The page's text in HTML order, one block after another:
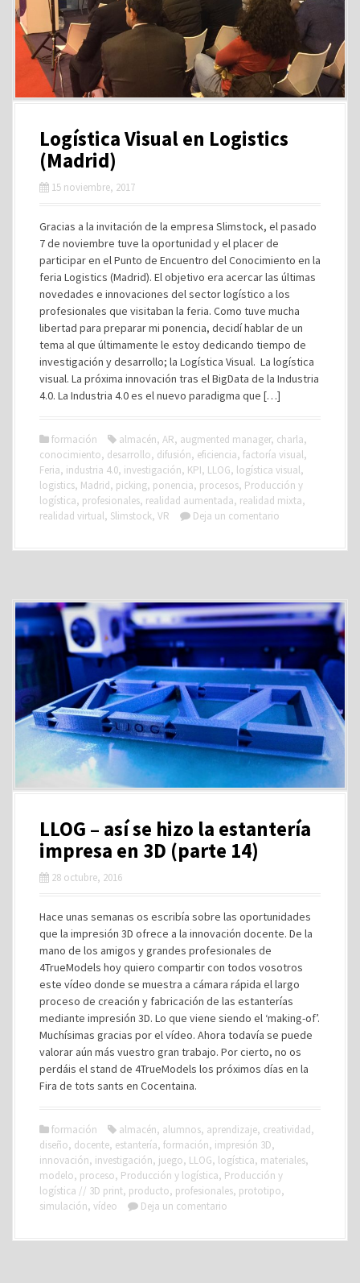
Logística Visual en Logistics
(Madrid)
15 noviembre, 2017
Gracias a la invitación de la empresa Slimstock, el pasado
7 de noviembre tuve la oportunidad y el placer de
participar en el Punto de Encuentro del Conocimiento en la
feria Logistics (Madrid). El objetivo era acercar las últimas
novedades e innovaciones del sector logístico a los
profesionales que visitaban la feria. Como tuve mucha
libertad para preparar mi ponencia, decidí hablar de un
tema al que últimamente le estoy dedicando tiempo de
investigación y desarrollo; la Logística Visual. La logística
visual. La próxima innovación tras el BigData de la Industria
4.0. La Industria 4.0 es el nuevo paradigma que […]
formación almacén, AR, augmented manager, charla,
conocimiento, desarrollo, difusión, eficiencia, factoría visual,
Feria, industria 4.0, investigación, KPI, LLOG, logística visual,
logistics, Madrid, picking, ponencia, procesos, Producción y
logística, profesionales, realidad aumentada, realidad mixta,
realidad virtual, Slimstock, VR Deja un comentario
LLOG – así se hizo la estantería
impresa en 3D (parte 14)
28 octubre, 2016
Hace unas semanas os escribía sobre las oportunidades
que la impresión 3D ofrece a la innovación docente. De la
mano de los amigos y grandes profesionales de
4TrueModels hoy quiero compartir con todos vosotros
este vídeo donde se muestra a cámara rápida el largo
proceso de creación y fabricación de las estanterías
mediante impresión 3D. Lo que viene siendo el ‘making-of’.
Muchísimas gracias por el vídeo. Ahora todavía se puede
valorar aún más vuestro gran trabajo. Por cierto, no os
perdáis el stand de 4TrueModels los próximos días en la
Fira de tots sants en Cocentaina.
formación almacén, alumnos, aprendizaje, creatividad,
diseño, docente, estantería, formación, impresión 3D,
innovación, investigación, juego, LLOG, logística, materiales,
modelo, proceso, Producción y logística, Producción y
logística // 3D print, producto, profesionales, prototipo,
simulación, vídeo Deja un comentario